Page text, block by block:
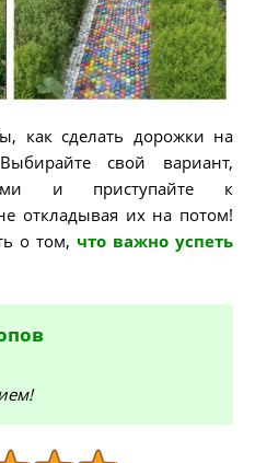
как сделать дорожки на
свой вариант,
и приступайте к
откладывая их на потом!
о том, что важно успеть